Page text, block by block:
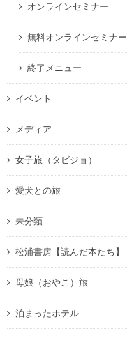
オンラインセミナー
無料オンラインセミナー
終了メニュー
イベント
メディア
女子旅（タビジョ）
愛犬との旅
未分類
松浦書房【読んだ本たち】
母娘（おやこ）旅
泊まったホテル